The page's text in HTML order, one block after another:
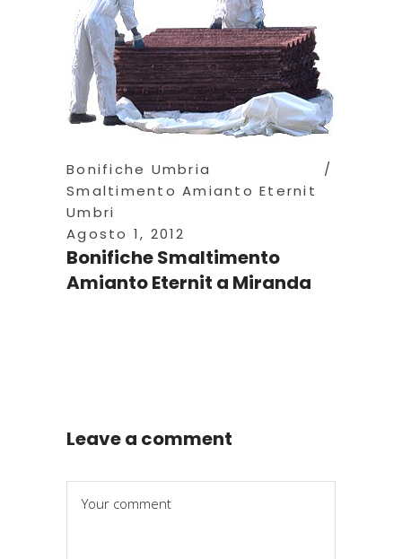
Bonifiche Umbria
Smaltimento Amianto Eternit
Umbri
Agosto 1, 2012
Bonifiche Smaltimento
Amianto Eternit a Miranda
Leave a comment